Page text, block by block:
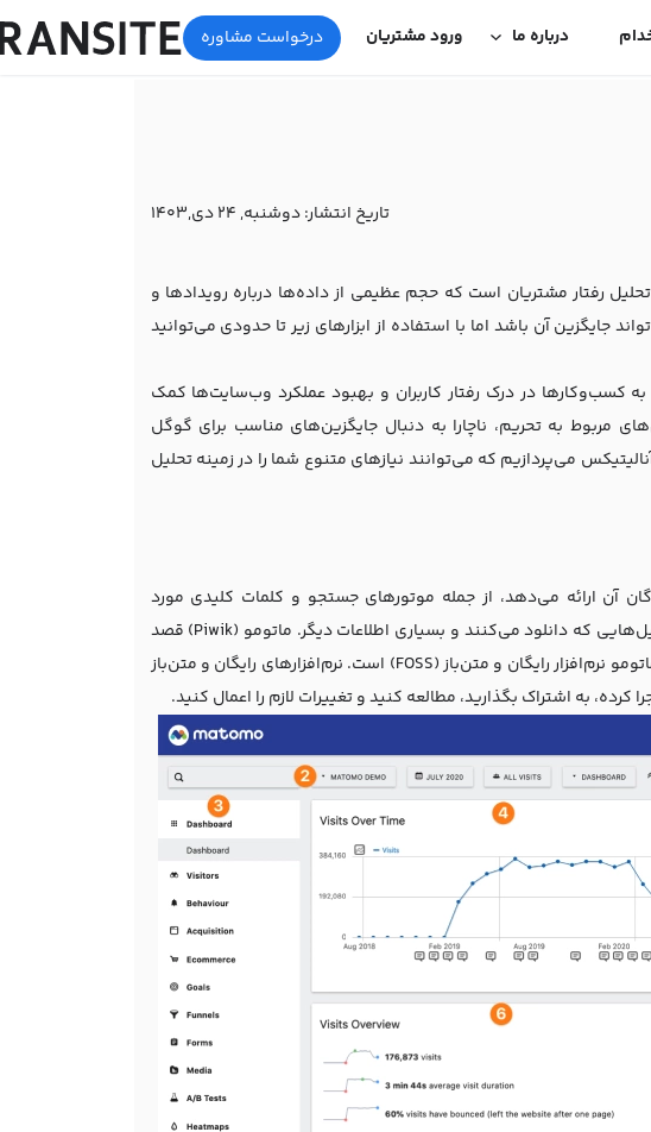
درباره ما ورود مشتریان درخواست مشاوره
تاریخ انتشار:دوشنبه, 24 دی,1403
رفتار مشتریان است که حجم عظیمی از داده‌ها درباره رویدادها و
جایگزین آن باشد اما با استفاده از ابزارهای زیر تا حدودی می‌توانید
کسب‌وکارها در درک رفتار کاربران و بهبود عملکرد وب‌سایت‌ها کمک
مربوط به تحریم، ناچارا به دنبال جایگزین‌های مناسب برای گوگل
به معرفی ۱3 ابزار جایگزین گوگل آنالیتیکس می‌پردازیم که می‌توانند نیازهای متنوع شما را در زمینه تحلیل
آن ارائه می‌دهد، از جمله موتورهای جستجو و کلمات کلیدی مورد
استفاده، زبانی که صحبت می‌کنند، صفحاتی که ترجیح می‌دهند، فایل‌هایی که دانلود می‌کنند و بسیاری اطلاعات دیگر. ماتومو (Piwik) قصد
دارد به‌عنوان یک جایگزین متن‌باز برای گوگل آنالیتیکس عمل کند. ماتومو نرم‌افزار رایگان و متن‌باز (FOSS) است. نرم‌افزارهای رایگان و متن‌باز
به اشتراک بگذارید، مطالعه کنید و تغییرات لازم را اعمال کنید.